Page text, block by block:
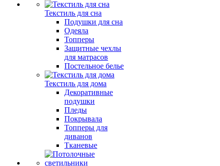
Текстиль для сна
Подушки для сна
Одеяла
Топперы
Защитные чехлы
для матрасов
Постельное белье
Текстиль для дома
Декоративные
подушки
Пледы
Покрывала
Топперы для
диванов
Тканевые